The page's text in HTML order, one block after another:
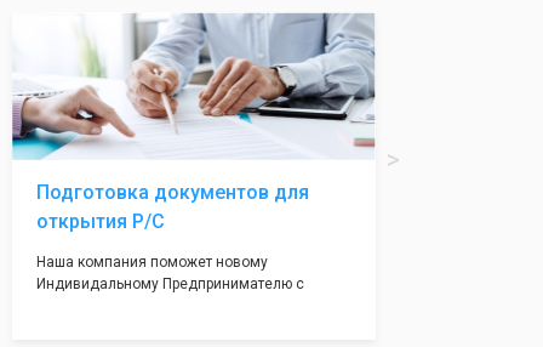
Подготовка документов для
открытия Р/С
Наша компания поможет новому
Индивидальному Предпринимателю с